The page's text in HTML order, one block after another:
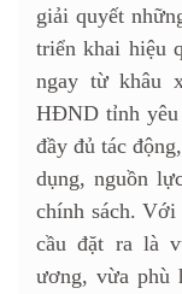
giải quyết
triển khai hiệu
ngay từ khâu
HĐND tỉnh yêu
đầy đủ tác
dụng, nguồn
chính sách. Với
cầu đặt ra là
ương, vừa phù